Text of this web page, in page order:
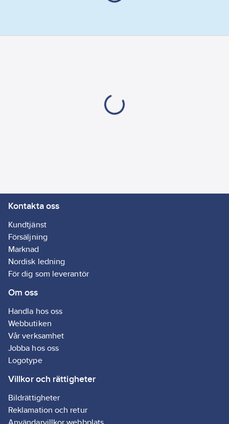
Mässing
Kontakta oss
Kundtjänst
Försäljning
Marknad
Nordisk ledning
För dig som leverantör
Om oss
Handla hos oss
Webbutiken
Vår verksamhet
Jobba hos oss
Logotype
Villkor och rättigheter
Bildrättigheter
Reklamation och retur